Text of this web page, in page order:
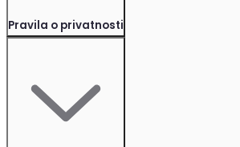
Pravila o privatnosti